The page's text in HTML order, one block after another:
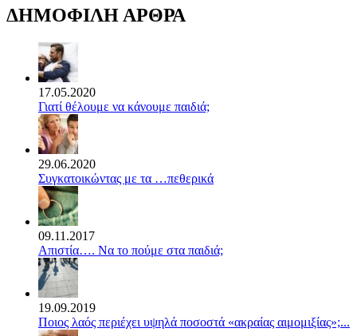
ΔΗΜΟΦΙΛΗ ΑΡΘΡΑ
17.05.2020
Γιατί θέλουμε να κάνουμε παιδιά;
29.06.2020
Συγκατοικώντας με τα …πεθερικά
09.11.2017
Απιστία…. Να το πούμε στα παιδιά;
19.09.2019
Ποιος λαός περιέχει υψηλά ποσοστά «ακραίας αιμομιξίας»;...